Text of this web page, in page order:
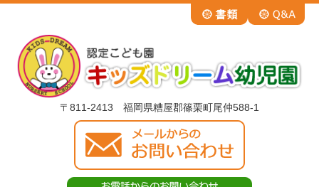
〒811-2413 福岡県糟屋郡篠栗町尾仲588-1